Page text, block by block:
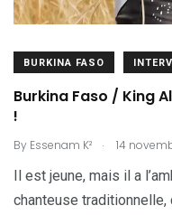
BURKINA FASO
Burkina Faso / King
!
By Essenam K² . 14
Il est jeune, mais il a
chanteuse traditionnelle,